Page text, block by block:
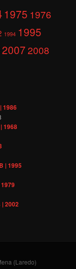
1975 1976
1994 1995
20072008
1986
1968
| 1995
2002
(Laredo)